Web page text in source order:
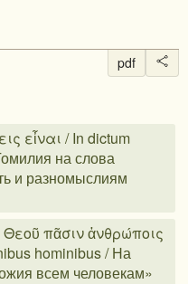
pdf
εἶναι / In dictum
на слова
и разномыслиям
πᾶσιν ἀνθρώποις
hominibus / На
всем человекам»